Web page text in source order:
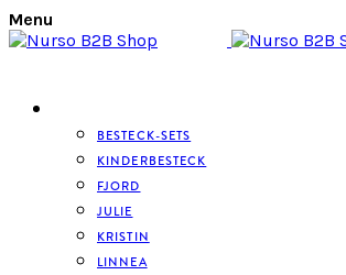
Menu
BESTECK-SETS
KINDERBESTECK
FJORD
JULIE
KRISTIN
LINNEA